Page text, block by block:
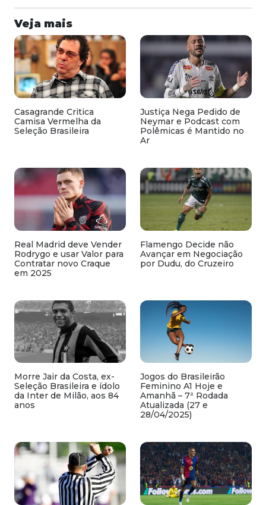
Veja mais
Casagrande Critica
Camisa Vermelha da
Seleção Brasileira
Justiça Nega Pedido de
Neymar e Podcast com
Polêmicas é Mantido no
Ar
Real Madrid deve Vender
Rodrygo e usar Valor para
Contratar novo Craque
em 2025
Flamengo Decide não
Avançar em Negociação
por Dudu, do Cruzeiro
Morre Jair da Costa, ex-
Seleção Brasileira e ídolo
da Inter de Milão, aos 84
anos
Jogos do Brasileirão
Feminino A1 Hoje e
Amanhã – 7ª Rodada
Atualizada (27 e
28/04/2025)